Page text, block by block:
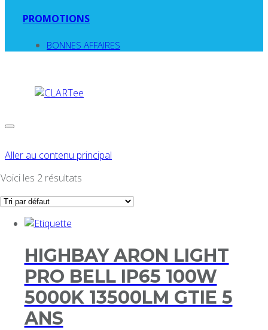
PROMOTIONS
BONNES AFFAIRES
Aller au contenu principal
Voici les 2 résultats
HIGHBAY ARON LIGHT
PRO BELL IP65 100W
5000K 13500LM GTIE 5
ANS